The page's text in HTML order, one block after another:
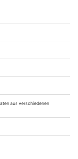
Andreas
Herren» nach
verschlägt es
Auch in seinem
Kleists tragischem
Münzner
er einmal in
Bocuse ein
24 Eier verlangte,